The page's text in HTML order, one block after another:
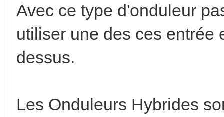
Avec ce type d'onduleur
utiliser une des ces entrée
dessus.
Les Onduleurs Hybrides